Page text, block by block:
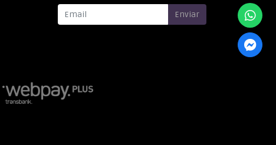
Enviar